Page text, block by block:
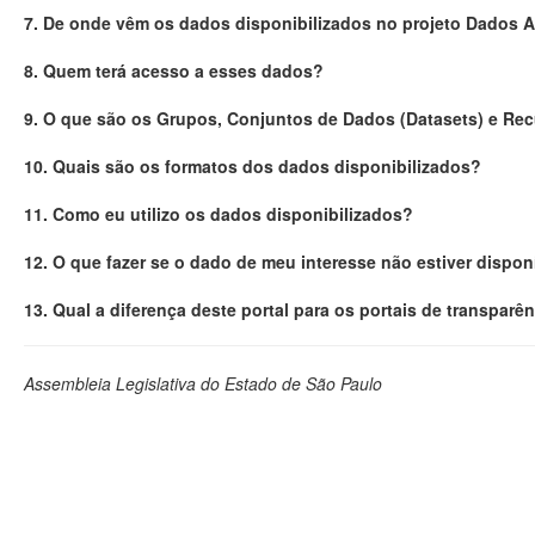
7. De onde vêm os dados disponibilizados no projeto Dados
8. Quem terá acesso a esses dados?
9. O que são os Grupos, Conjuntos de Dados (Datasets) e
10. Quais são os formatos dos dados disponibilizados?
11. Como eu utilizo os dados disponibilizados?
12. O que fazer se o dado de meu interesse não estiver
13. Qual a diferença deste portal para os portais de
Assembleia Legislativa do Estado de São Paulo